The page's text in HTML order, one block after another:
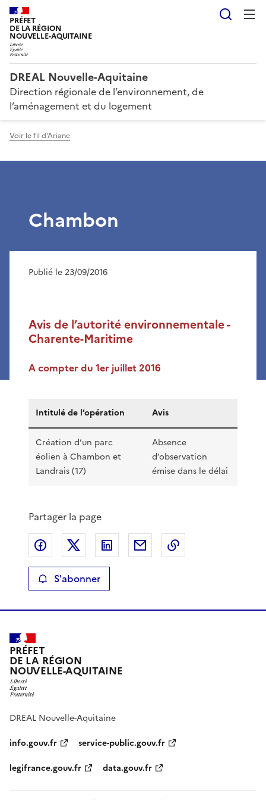
PRÉFET
DE LA RÉGION
NOUVELLE-AQUITAINE
DREAL Nouvelle-Aquitaine
Direction régionale de l’environnement, de
l’aménagement et du logement
Voir le fil d'Ariane
Chambon
Publié le 23/09/2016
Avis de l’autorité environnementale -
Charente-Maritime
A compter du 1er juillet 2016
Intitulé de l’opération Avis
Création d’un parc
éolien à Chambon et
Landrais (17)
Absence
d’observation
émise dans le délai
Partager la page
Partager sur Facebook
Partager sur XPartager sur LinkedIn
Partager par email
S'abonner
PRÉFET
DE LA RÉGION
NOUVELLE-AQUITAINE
DREAL Nouvelle-Aquitaine
info.gouv.fr
service-public.gouv.fr
legifrance.gouv.fr
data.gouv.fr